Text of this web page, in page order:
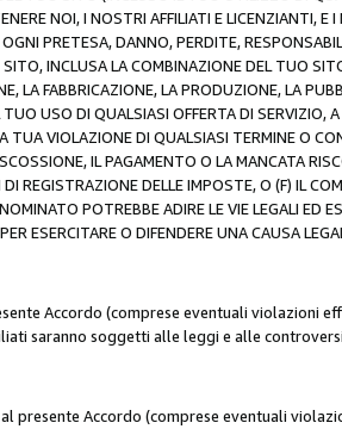
NOI, I NOSTRI AFFILIATI E LICENZIANTI,
PRETESA, DANNO, PERDITE,
INCLUSA LA COMBINAZIONE DEL TUO
FABBRICAZIONE, LA PRODUZIONE, LA
USO DI QUALSIASI OFFERTA DI SERVIZIO,
VIOLAZIONE DI QUALSIASI TERMINE O
IL PAGAMENTO O LA MANCATA
REGISTRAZIONE DELLE IMPOSTE, O (F) IL
POTREBBE ADIRE LE VIE LEGALI ED
ESERCITARE O DIFENDERE UNA CAUSA
Accordo (comprese eventuali violazioni
saranno soggetti alle leggi e alle
presente Accordo (comprese eventuali